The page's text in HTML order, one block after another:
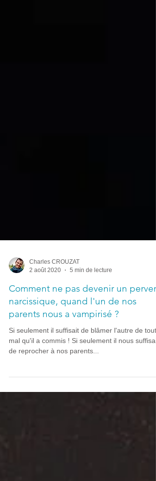
Charles CROUZAT
2 août 2020
5 min de lecture
Comment ne pas devenir un pervers
narcissique, quand l'un de nos
parents nous a vampirisé ?
de reprocher à nos parents...